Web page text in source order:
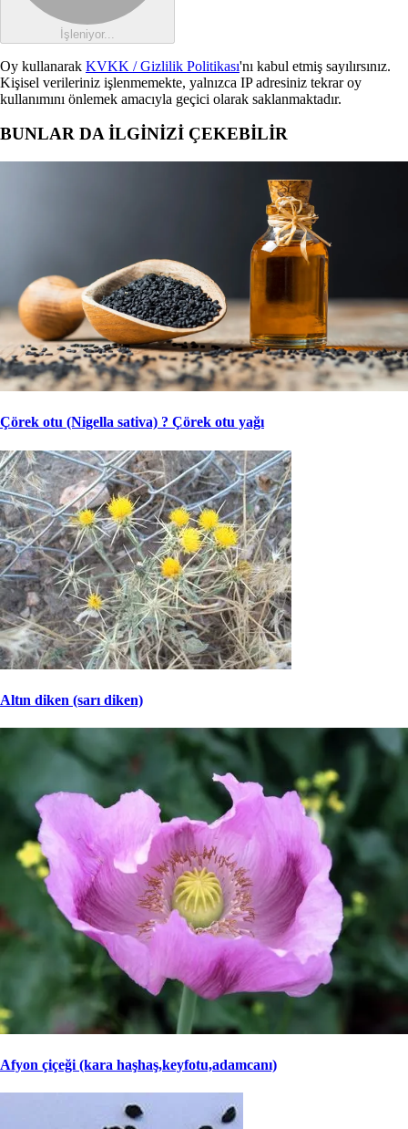
İşleniyor...
Oy kullanarak KVKK / Gizlilik Politikası'nı kabul etmiş sayılırsınız.
Kişisel verileriniz işlenmemekte, yalnızca IP adresiniz tekrar oy
kullanımını önlemek amacıyla geçici olarak saklanmaktadır.
BUNLAR DA İLGİNİZİ ÇEKEBİLİR
Çörek otu (Nigella sativa) ? Çörek otu yağı
Altın diken (sarı diken)
Afyon çiçeği (kara haşhaş,keyfotu,adamcanı)